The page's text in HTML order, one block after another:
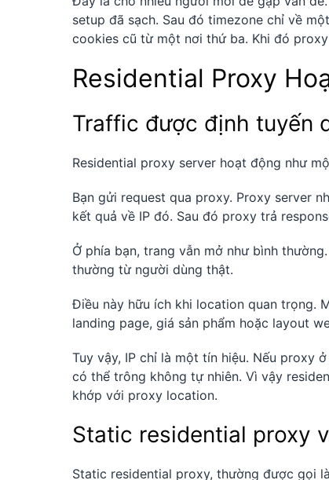
setup đã sạch. Sau đó timezone chỉ về
cookies cũ từ một nơi thứ ba. Khi đó
Residential Proxy
Traffic được định tuyến
Residential proxy server hoạt động như
Bạn gửi request qua proxy. Proxy server
kết quả về IP đó. Sau đó proxy trả
Ở phía bạn, trang vẫn mở như bình
thường từ người dùng thật.
Điều này hữu ích khi location quan trọng.
landing page, giá sản phẩm hoặc layout
Tuy vậy, IP chỉ là một tín hiệu. Nếu proxy
có thể trông không tự nhiên. Vì vậy
khớp với proxy location.
Static residential proxy
Static residential proxy, thường được gọi